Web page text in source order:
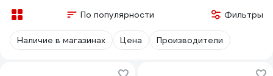
По популярности Фильтры
Наличие в магазинах Цена Производители